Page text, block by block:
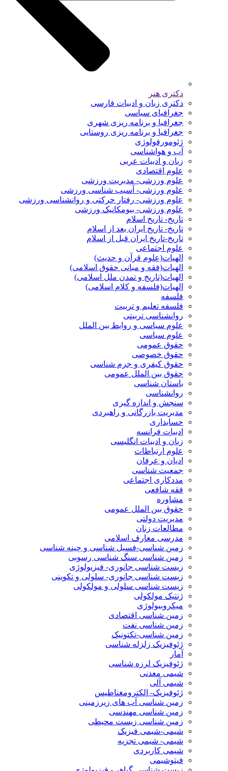
دکتری هنر
دکتری زبان و ادبیات فارسی
جغرافیای سیاسی
جغرافیا و برنامه ریزی شهری
جغرافیا و برنامه ریزی روستایی
ژئومورفولوژی
آب و هواشناسی
زبان و ادبیات عربی
علوم اقتصادی
علوم ورزشی- مدیریت ورزشی
علوم ورزشی- آسیب شناسی ورزشی
علوم ورزشی- رفتار حرکتی و روانشناسی ورزشی
علوم ورزشی- بیومکانیک ورزشی
تاریخ- تاریخ اسلام
تاریخ- تاریخ ایران بعد از اسلام
تاریخ-تاریخ ایران قبل از اسلام
علوم اجتماعی
الهیات(علوم قرآن و حدیث)
الهیات(فقه و مبانی حقوق اسلامی)
الهیات(تاریخ و تمدن ملل اسلامی)
الهیات(فلسفه و کلام اسلامی)
فلسفه
فلسفه تعلیم و تربیت
روانشناسی تربیتی
علوم سیاسی و روابط بین الملل
علوم سیاسی
حقوق عمومی
حقوق خصوصی
حقوق کیفری و جرم شناسی
حقوق بین الملل عمومی
باستان شناسی
روانشناسی
سنجش و اندازه گیری
مدیریت بازرگانی و راهبردی
حسابداری
ادبیات فرانسه
زبان و ادبیات انگلیسی
علوم ارتباطات
ادیان و عرفان
جمعیت شناسی
مددکاری اجتماعی
فقه شافعی
مشاوره
حقوق بین الملل عمومی
مدیریت دولتی
مطالعات زنان
مدرسی معارف اسلامی
زمین شناسی-فسیل شناسی و چینه شناسی
زمین شناسی سنگ شناسی رسوبی
زیست شناسی جانوری- فیزیولوژی
زیست شناسی جانوری- سلولی و تکوینی
زیست شناسی سلولی و مولکولی
ژنتیک مولکولی
میکروبیولوژی
زمین شناسی اقتصادی
زمین شناسی نفت
زمین شناسی-تکتونیک
ژئوفیزیک زلزله شناسی
آمار
ژئوفیزیک لرزه شناسی
شیمی معدنی
شیمی آلی
ژئوفیزیک- الکترومغناطیس
زمین شناسی آب های زیرزمینی
زمین شناسی مهندسی
زمین شناسی زیست محیطی
شیمی-شیمی فیزیک
شیمی- شیمی تجزیه
شیمی کاربردی
فیتوشیمی